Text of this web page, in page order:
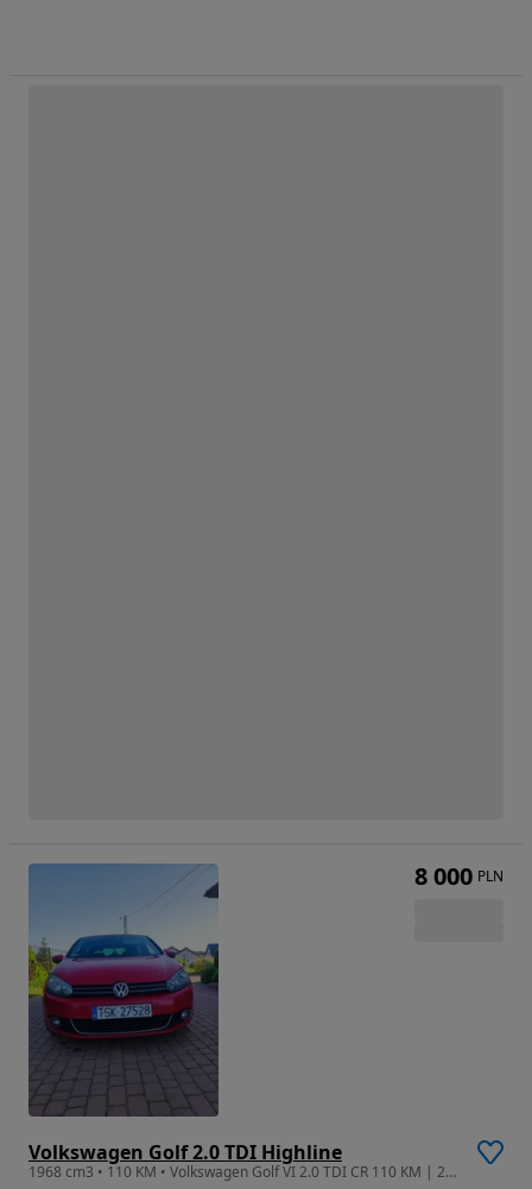
Volkswagen Golf 2.0 TDI Highline
1968 cm3 • 110 KM • Volkswagen Golf VI 2.0 TDI CR 110 KM | 2009 r. | 362 tys. km
8 000 PLN